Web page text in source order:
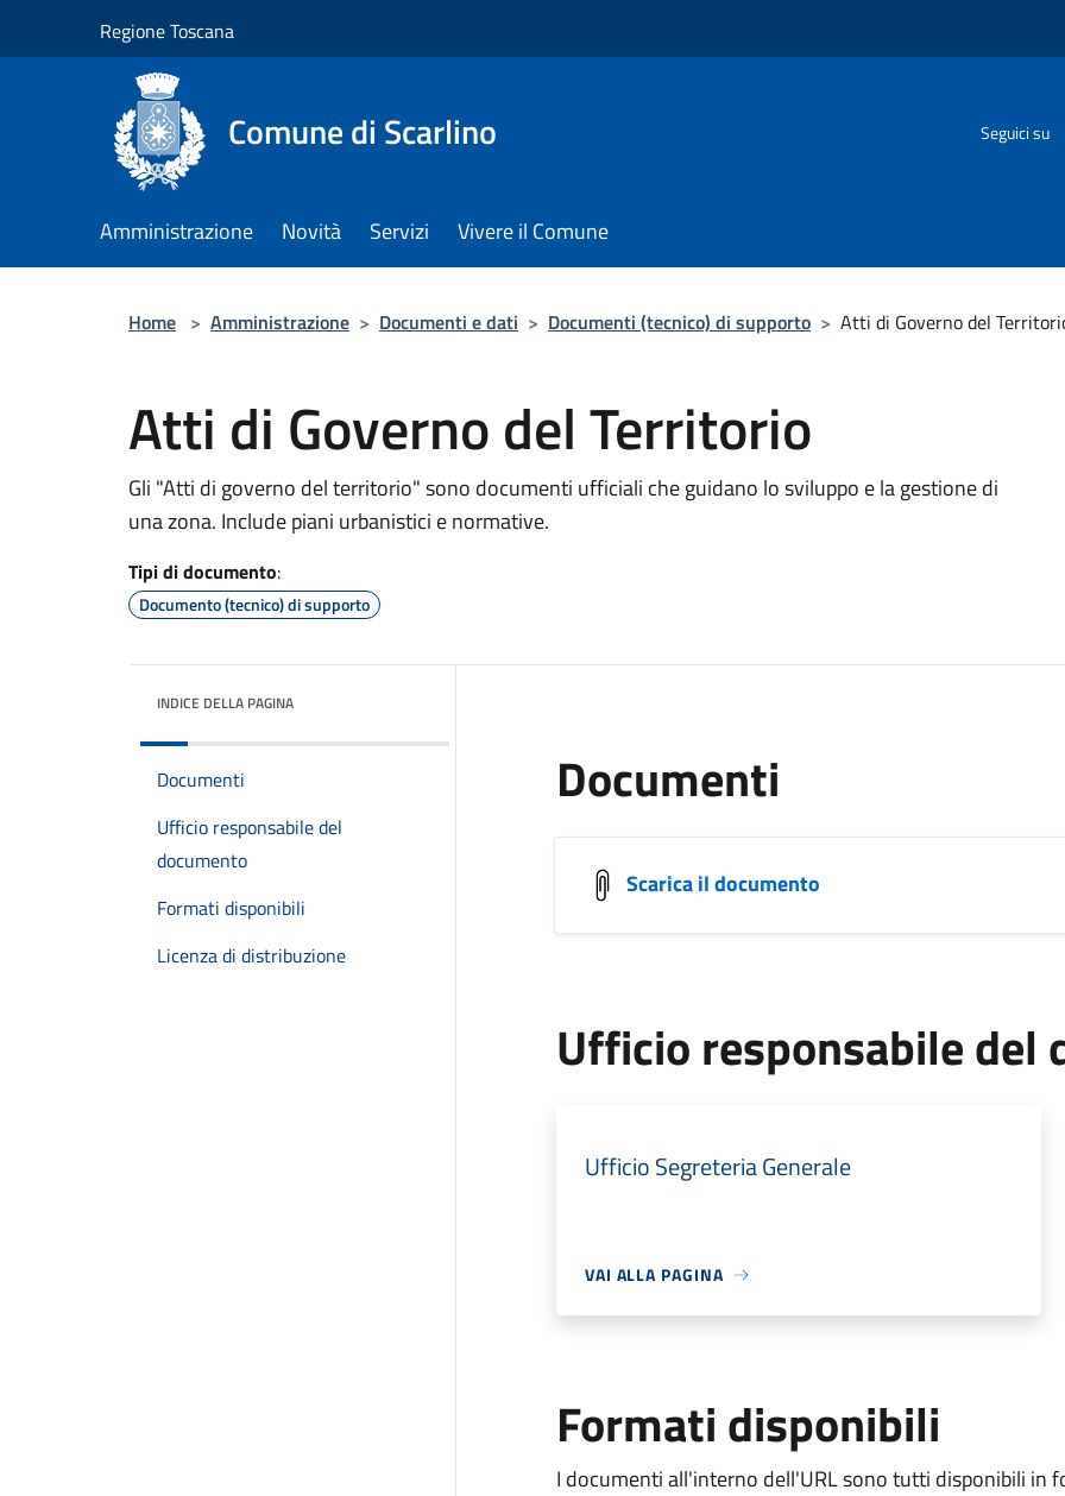
Regione Toscana
Comune di Scarlino Seguici su
Amministrazione Novità Servizi Vivere il Comune
Home > Amministrazione > Documenti e dati > Documenti (tecnico) di supporto > Atti di Governo del
Atti di Governo del Territorio
Gli "Atti di governo del territorio" sono documenti ufficiali che guidano lo sviluppo e la gestione di
una zona. Include piani urbanistici e normative.
Tipi di documento:
Documento (tecnico) di supporto
INDICE DELLA PAGINA
Documenti
Ufficio responsabile del
documento
Formati disponibili
Licenza di distribuzione
Documenti
Scarica il documento
Ufficio responsabile del
Ufficio Segreteria Generale
VAI ALLA PAGINA
Formati disponibili
I documenti all'interno dell'URL sono tutti disponibili in